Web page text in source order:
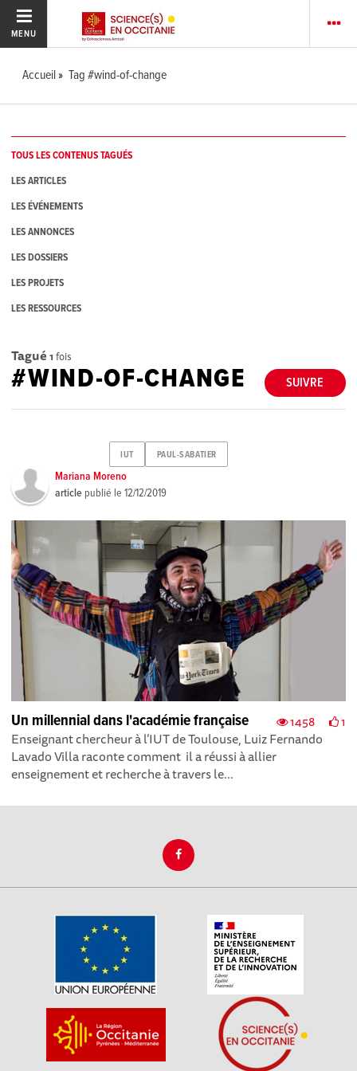
MENU
Accueil Tag #wind-of-change
TOUS LES CONTENUS TAGUÉS
LES ARTICLES
LES ÉVÉNEMENTS
LES ANNONCES
LES DOSSIERS
LES PROJETS
LES RESSOURCES
Tagué 1 fois
SUIVRE
#WIND-OF-CHANGE
IUT PAUL-SABATIER
Mariana Moreno
article publié le12/12/2019
1458 1
Un millennial dans l'académie française
Enseignant chercheur à l’IUT de Toulouse, Luiz Fernando
Lavado Villa raconte comment il a réussi à allier
enseignement et recherche à travers le...